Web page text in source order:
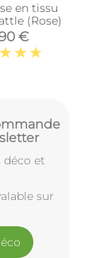
en tissu
(Rose)
€
déco et
sur